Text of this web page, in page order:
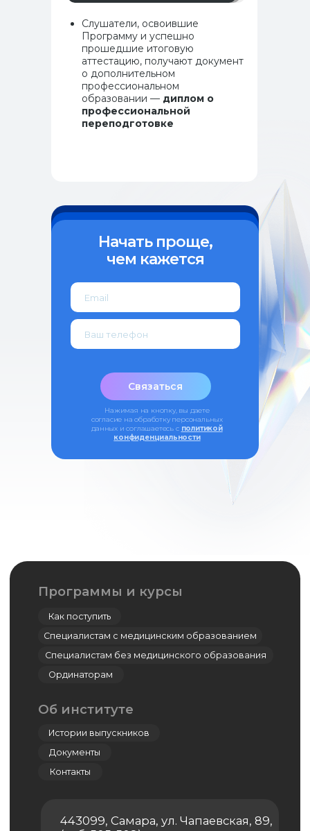
Слушатели, освоившие
Программу и успешно
прошедшие итоговую
аттестацию, получают документ
о дополнительном
профессиональном
образовании — диплом о
профессиональной
переподготовке
Начать проще,
чем кажется
Связаться
Нажимая на кнопку, вы даете
согласие на обработку персональных
данных и соглашаетесь c политикой
конфиденциальности
Об институте
Кадаверный центр
Центр дистанционно-образовательных
технологий
образование
Цифровая стоматология
Программы и курсы
Политика конфиденциальности
(каб. 505-508)
Сведения об образовательной
ipo@samsmu.ru
+7 (846) 374-10-04 (доб. 4103)
+7 927 260-15-56
Специалистам с медицинским образованием
Специалистам без медицинского образования